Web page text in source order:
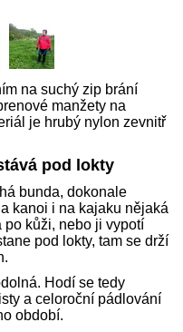
na suchý zip brání
manžety na
je hrubý nylon zevnitř
pod lokty
bunda, dokonale
kanoi i na kajaku nějaká
kůži, nebo ji vypotí
pod lokty, tam se drží
Hodí se tedy
a celoroční pádlování
období.